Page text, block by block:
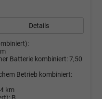
Details
Batterie kombiniert:7,50
Betrieb kombiniert:
km